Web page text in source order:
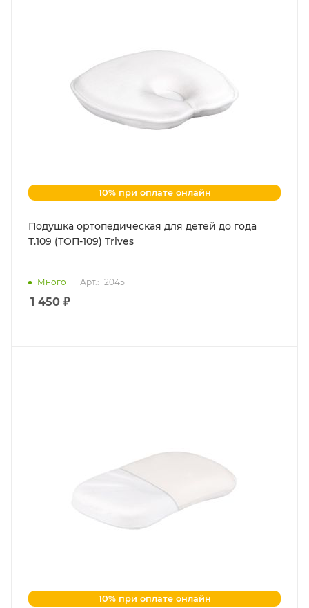
10% при оплате онлайн
Подушка ортопедическая для детей до года
Т.109 (ТОП-109) Trives
Много Арт.: 12045
1 450 ₽
10% при оплате онлайн